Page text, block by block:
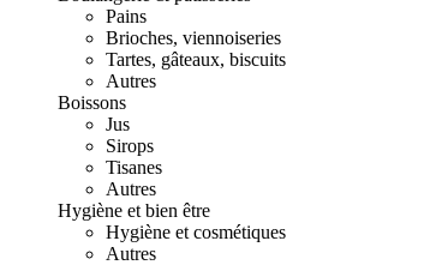
Pains
Brioches, viennoiseries
Tartes, gâteaux, biscuits
Autres
Boissons
Jus
Sirops
Tisanes
Autres
Hygiène et bien être
Hygiène et cosmétiques
Autres